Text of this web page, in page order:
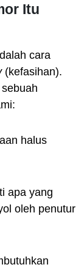
Itu
cara
(kefasihan).
halus
apa yang
oleh penutur